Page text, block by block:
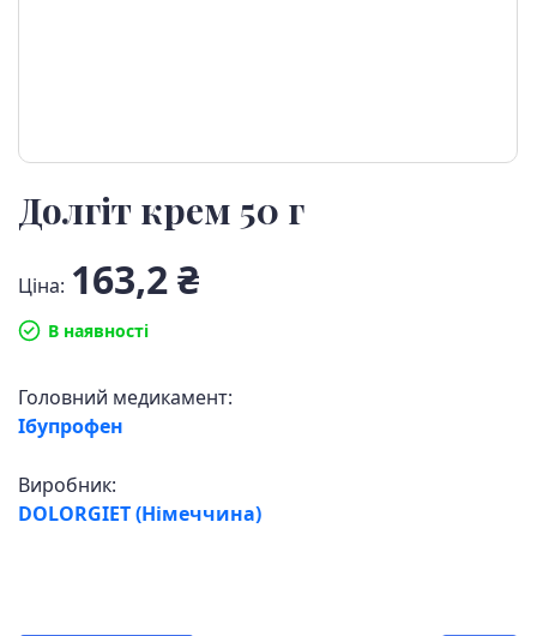
Долгіт крем 50 г
Ціна: 163,2 ₴
В наявності
Головний медикамент:
Ібупрофен
Виробник:
DOLORGIET (Німеччина)